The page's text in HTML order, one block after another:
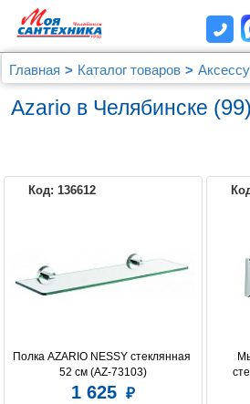
Главная Каталог товаров
Azario в Челябинске (99)
Код: 136612
Полка AZARIO NESSY стеклянная
52 см (AZ-73103)
1 625